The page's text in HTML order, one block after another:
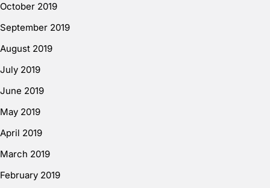
October 2019
September 2019
August 2019
July 2019
June 2019
May 2019
April 2019
March 2019
February 2019